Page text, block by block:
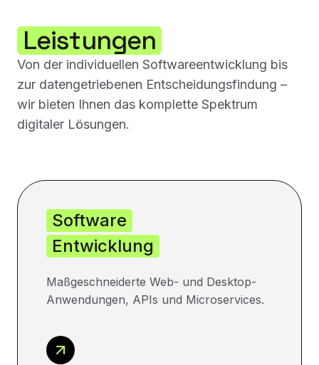
Leistungen
Von der individuellen Softwareentwicklung bis
zur datengetriebenen Entscheidungsfindung –
wir bieten Ihnen das komplette Spektrum
digitaler Lösungen.
Software
Entwicklung
Maßgeschneiderte Web- und Desktop-
Anwendungen, APIs und Microservices.